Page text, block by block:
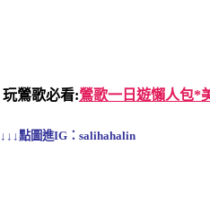
玩鶯歌必看:鶯歌一日遊懶人包*
↓↓↓點圖進IG：salihahalin